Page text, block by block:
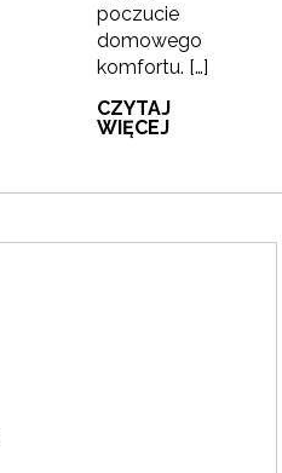
poczucie
domowego
komfortu. […]
CZYTAJ
WIĘCEJ